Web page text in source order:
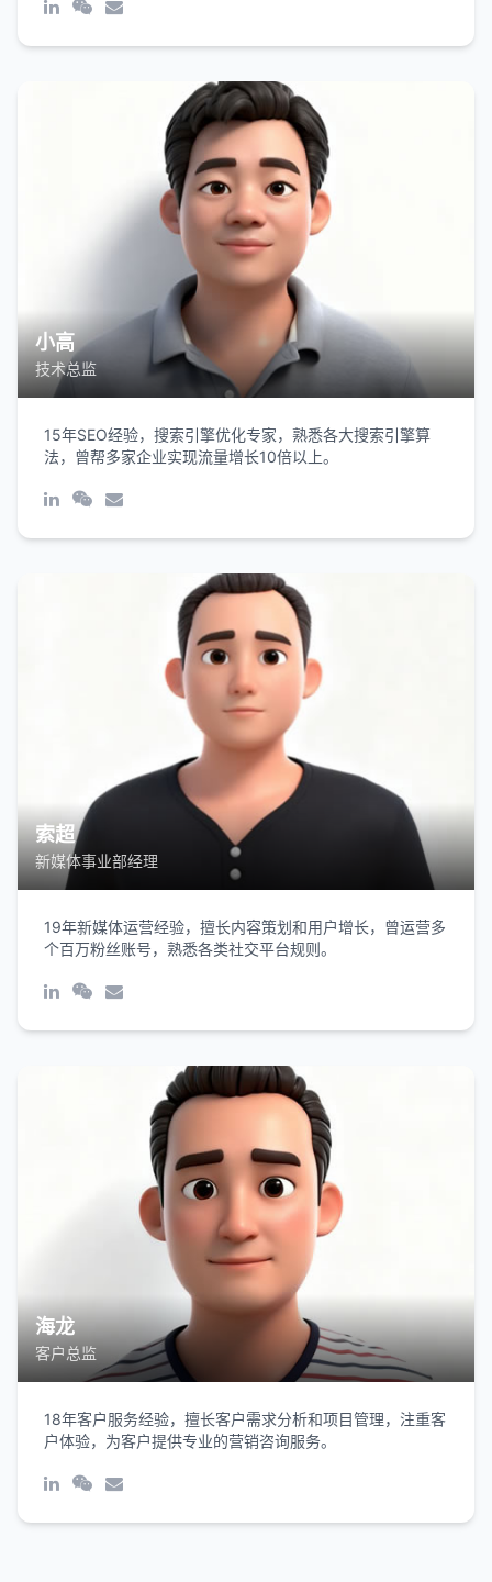
小高
技术总监
15年SEO经验，搜索引擎优化专家，熟悉各大搜索引擎算
法，曾帮多家企业实现流量增长10倍以上。
索超
新媒体事业部经理
19年新媒体运营经验，擅长内容策划和用户增长，曾运营多
个百万粉丝账号，熟悉各类社交平台规则。
海龙
客户总监
18年客户服务经验，擅长客户需求分析和项目管理，注重客
户体验，为客户提供专业的营销咨询服务。